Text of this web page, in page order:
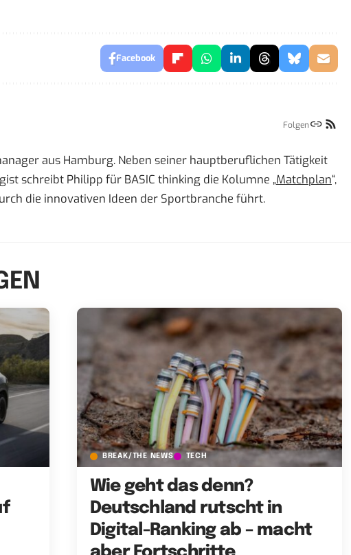
Facebook
Folgen
aus Hamburg. Neben seiner hauptberuflichen Tätigkeit
schreibt Philipp für BASIC thinking die Kolumne „Matchplan“,
die innovativen Ideen der Sportbranche führt.
BREAK/THE NEWS TECH
Wie geht das denn?
Deutschland rutscht in
Digital-Ranking ab – macht